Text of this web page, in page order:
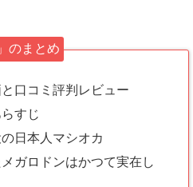
のまとめ
口コミ評判レビュー
すじ
日本人マシオカ
ガロドンはかつて実在し